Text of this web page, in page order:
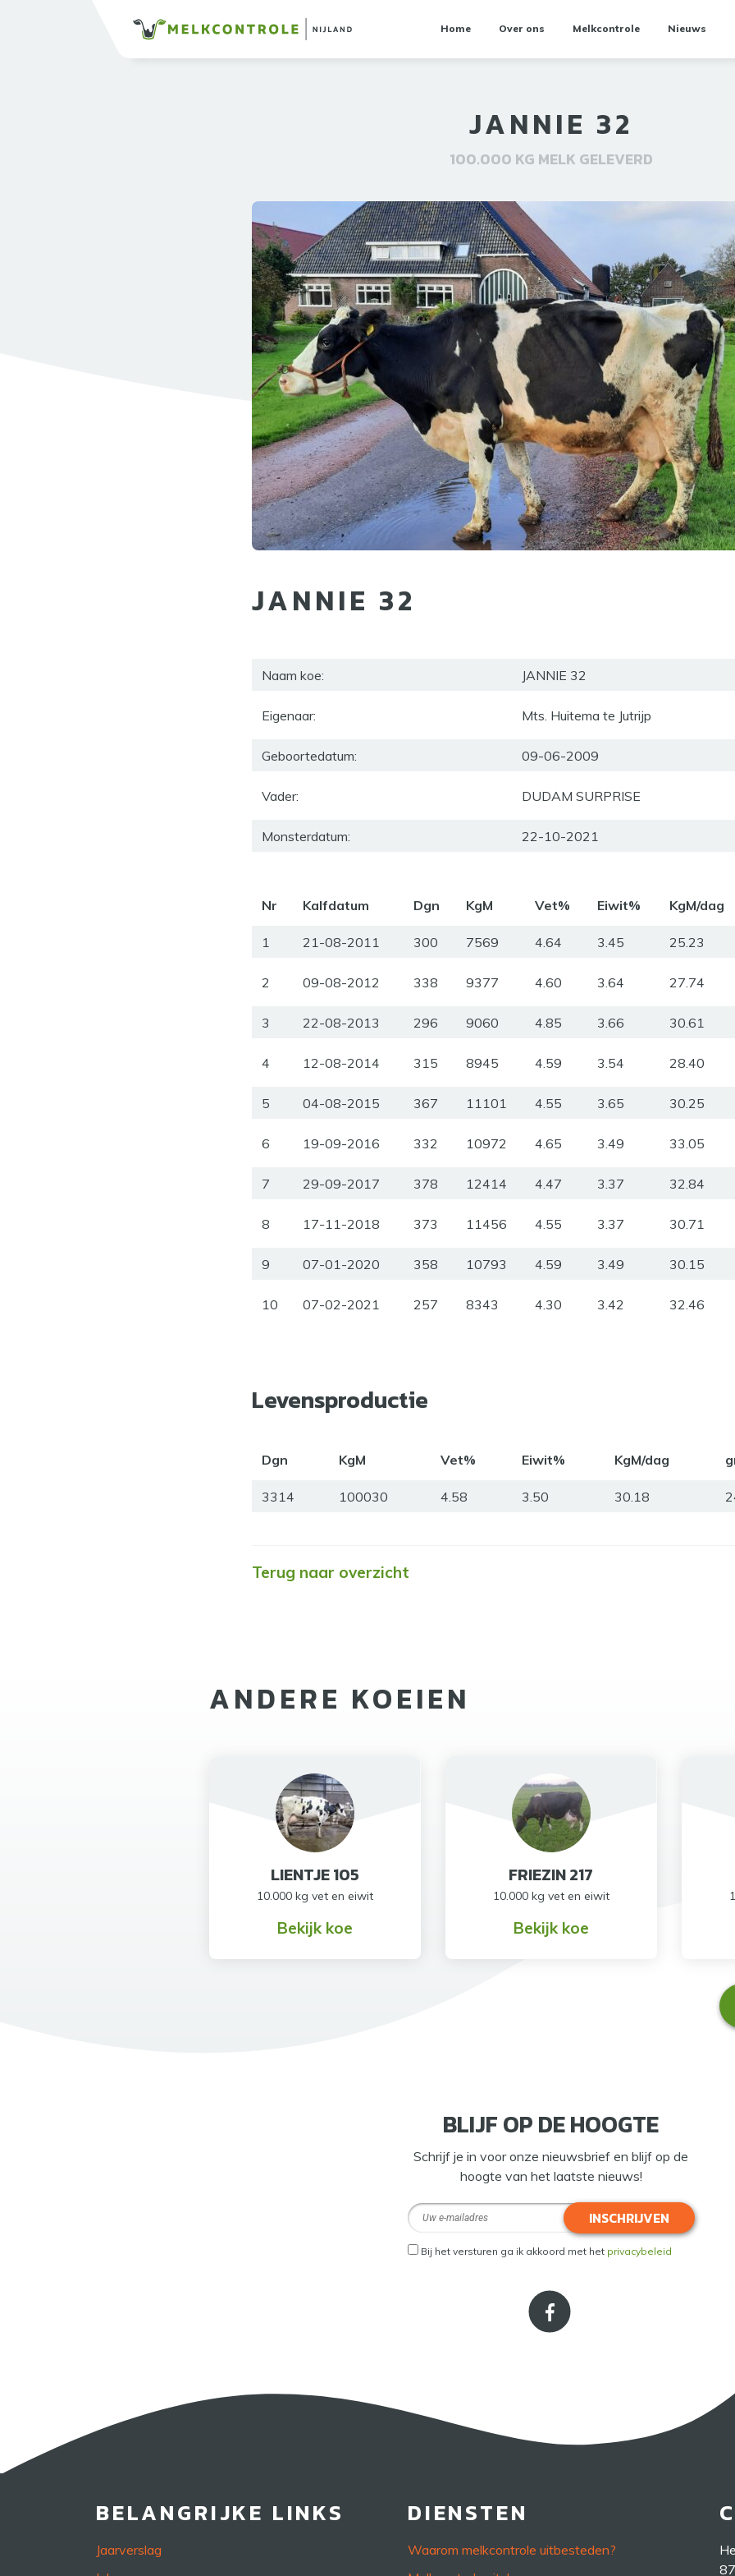
Home Over ons Melkcontrole Nieuws
JANNIE 32
100.000 KG MELK GELEVERD
JANNIE 32
Naam koe: JANNIE 32
Eigenaar: Mts. Huitema te Jutrijp
Geboortedatum: 09-06-2009
Vader: DUDAM SURPRISE
Monsterdatum: 22-10-2021
Nr Kalfdatum Dgn KgM Vet% Eiwit% KgM/dag
1 21-08-2011 300 7569 4.64 3.45 25.23
2 09-08-2012 338 9377 4.60 3.64 27.74
3 22-08-2013 296 9060 4.85 3.66 30.61
4 12-08-2014 315 8945 4.59 3.54 28.40
5 04-08-2015 367 11101 4.55 3.65 30.25
6 19-09-2016 332 10972 4.65 3.49 33.05
7 29-09-2017 378 12414 4.47 3.37 32.84
8 17-11-2018 373 11456 4.55 3.37 30.71
9 07-01-2020 358 10793 4.59 3.49 30.15
10 07-02-2021 257 8343 4.30 3.42 32.46
Levensproductie
Dgn KgM Vet% Eiwit% KgM/dag
3314 100030 4.58 3.50 30.18
Terug naar overzicht
ANDERE KOEIEN
LIENTJE 105
10.000 kg vet en eiwit
Bekijk koe
FRIEZIN 217
10.000 kg vet en eiwit
Bekijk koe
BLIJF OP DE HOOGTE
Schrijf je in voor onze nieuwsbrief en blijf op de
hoogte van het laatste nieuws!
INSCHRIJVEN
Bij het versturen ga ik akkoord met het privacybeleid
BELANGRIJKE LINKS
Jaarverslag
DIENSTEN
Waarom melkcontrole uitbesteden?